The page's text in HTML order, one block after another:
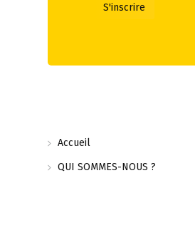
Accueil
QUI SOMMES-NOUS ?